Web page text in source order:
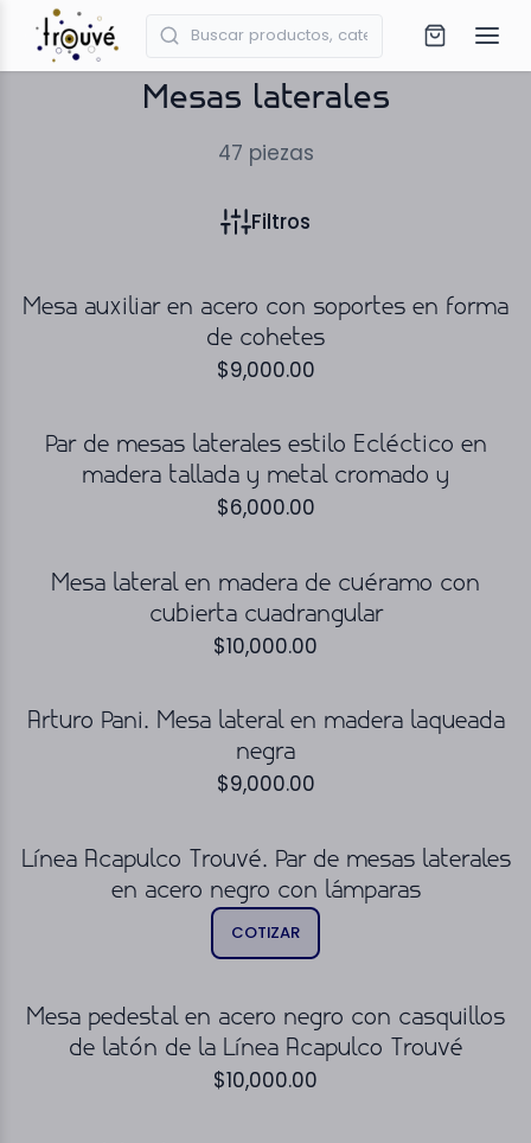
Mesas laterales
47 piezas
Filtros
Mesa auxiliar en acero con soportes en forma
de cohetes
$9,000.00
Par de mesas laterales estilo Ecléctico en
madera tallada y metal cromado y
$6,000.00
Mesa lateral en madera de cuéramo con
cubierta cuadrangular
$10,000.00
Arturo Pani. Mesa lateral en madera laqueada
negra
$9,000.00
Línea Acapulco Trouvé. Par de mesas laterales
en acero negro con lámparas
COTIZAR
Mesa pedestal en acero negro con casquillos
de latón de la Línea Acapulco Trouvé
$10,000.00